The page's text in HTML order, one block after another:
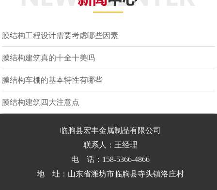
膜结构工程设计需要考虑哪些因素
膜结构建筑真的十全十美吗
膜结构车棚的基本特性有哪些
膜结构建筑四大注意点
临朐县宏丰金属制品有限公司
联系人：王经理
电 话：158-5366-4866
地 址：山东省潍坊市临朐县寺头镇洛庄村